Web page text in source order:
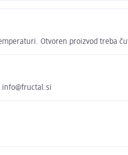
Otvoren proizvod treba
info@fructal.si